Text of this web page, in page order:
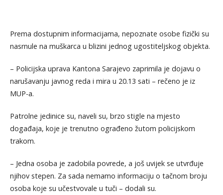
Prema dostupnim informacijama, nepoznate osobe fizički su
nasrnule na muškarca u blizini jednog ugostiteljskog objekta.
– Policijska uprava Kantona Sarajevo zaprimila je dojavu o
narušavanju javnog reda i mira u 20.13 sati – rečeno je iz
MUP-a.
Patrolne jedinice su, naveli su, brzo stigle na mjesto
događaja, koje je trenutno ograđeno žutom policijskom
trakom.
– Jedna osoba je zadobila povrede, a još uvijek se utvrđuje
njihov stepen. Za sada nemamo informaciju o tačnom broju
osoba koje su učestvovale u tuči – dodali su.